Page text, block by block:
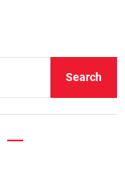
Search